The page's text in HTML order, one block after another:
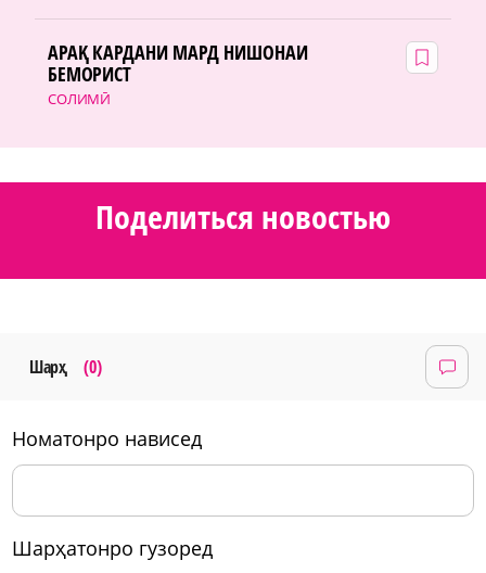
СОЛИМӢ
АРАҚ КАРДАНИ МАРД НИШОНАИ
БЕМОРИСТ
Поделиться новостью
Шарҳ (0)
номатонро нависед
шарҳатонро гузоред